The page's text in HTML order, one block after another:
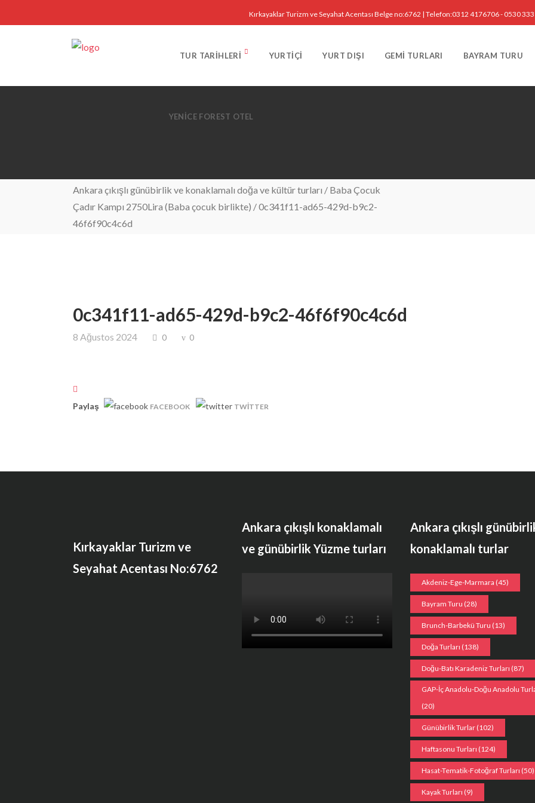
Kırkayaklar Turizm ve Seyahat Acentası Belge no:6762 | Telefon:0312 4176706 - 0530
TUR TARIHLERI YURTIÇI YURT DIŞI GEMI TURLARI BAYRAM TURU
YENICE FOREST OTEL
Ankara çıkışlı günübirlik ve konaklamalı doğa ve kültür turları / Baba Çocuk
Çadır Kampı 2750Lira (Baba çocuk birlikte) /0c341f11-ad65-429d-b9c2-
46f6f90c4c6d
0c341f11-ad65-429d-b9c2-46f6f90c4c6d
8 Ağustos 2024 0 0
Paylaş FACEBOOK TWITTER
Kırkayaklar Turizm ve
Seyahat Acentası No:6762
Ankara çıkışlı konaklamalı
ve günübirlik Yüzme turları
Ankara çıkışlı
konaklamalı turlar
Akdeniz-Ege-Marmara (45)
Bayram Turu (28)
Brunch-Barbekü Turu (13)
Doğa Turları (138)
Doğu-Batı Karadeniz Turları (87)
GAP-İç Anadolu-Doğu Anadolu
(20)
Günübirlik Turlar (102)
Haftasonu Turları (124)
Hasat-Tematik-Fotoğraf Turları (50)
Kayak Turları (9)